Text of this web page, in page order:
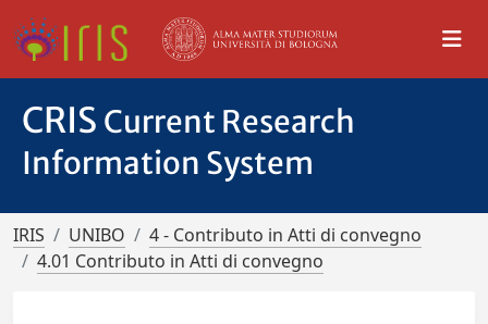
CRIS Current Research
Information System
IRIS UNIBO
4 - Contributo in Atti di convegno
4.01 Contributo in Atti di convegno